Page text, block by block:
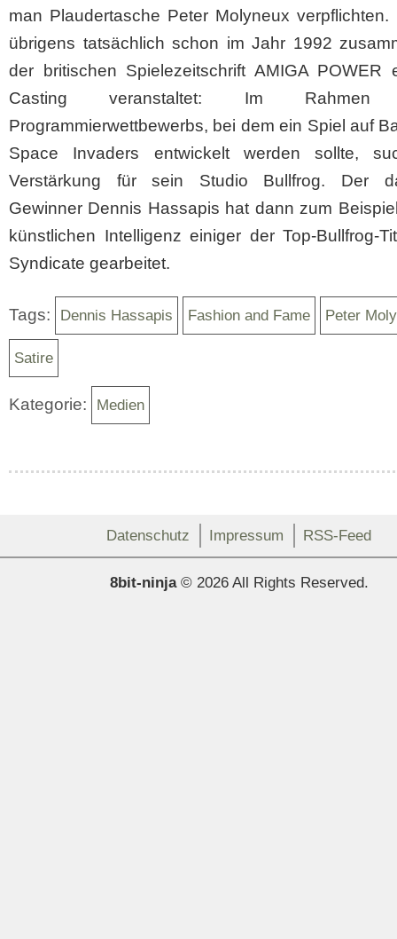
man Plaudertasche Peter Molyneux verpflichten.
übrigens tatsächlich schon im Jahr 1992
der britischen Spielezeitschrift AMIGA POWER
Casting veranstaltet: Im Rahmen
Programmierwettbewerbs, bei dem ein Spiel auf
Space Invaders entwickelt werden sollte,
Verstärkung für sein Studio Bullfrog. Der
Gewinner Dennis Hassapis hat dann zum
künstlichen Intelligenz einiger der Top-Bullfrog-
Syndicate gearbeitet.
Tags: Dennis Hassapis Fashion and Fame Peter
Satire
Kategorie: Medien
Datenschutz Impressum RSS-Feed
8bit-ninja© 2026 All Rights Reserved.